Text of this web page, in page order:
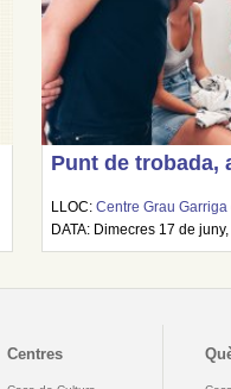
Punt de trobada,
LLOC:Centre Grau
DATA: Dimecres 17 de
Centres